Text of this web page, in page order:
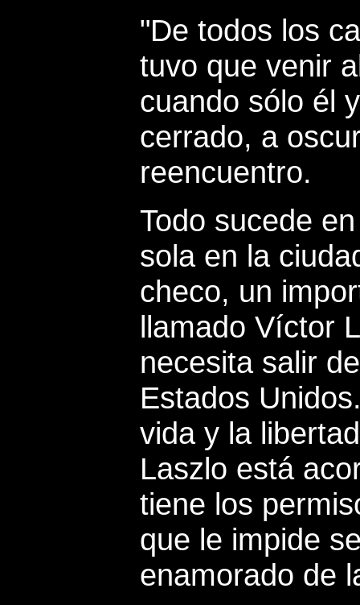
"De todos los
tuvo que venir
cuando sólo él
cerrado, a
reencuentro.
Todo sucede
sola en la
checo, un
llamado Víctor
necesita salir
Estados
vida y la
Laszlo está
tiene los
que le impide
enamorado de